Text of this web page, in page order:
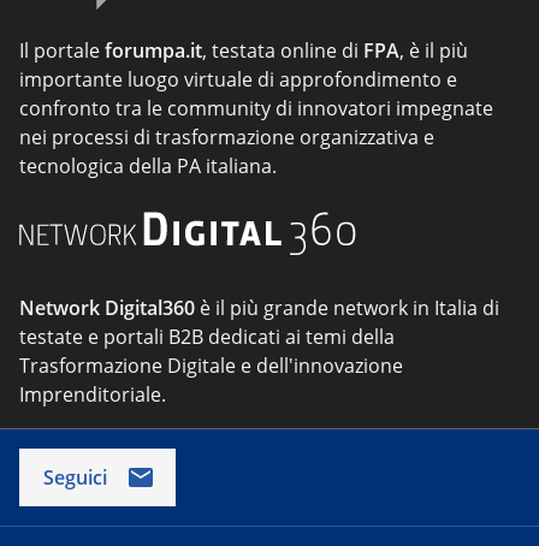
Il portaleforumpa.it, testata online di FPA, è il più
importante luogo virtuale di approfondimento e
confronto tra le community di innovatori impegnate
nei processi di trasformazione organizzativa e
tecnologica della PA italiana.
Network Digital360 è il più grande network in Italia di
testate e portali B2B dedicati ai temi della
Trasformazione Digitale e dell'innovazione
Imprenditoriale.
Seguici